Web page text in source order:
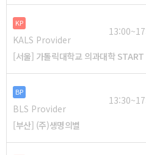
KP
KALS Provider
[서울] 가톨릭대학교 의과대학
BP
BLS Provider
[부산] (주)생명의별